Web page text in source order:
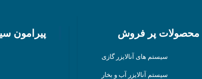
پیرامون محصولات پر فروش
سیستم های آنالایزر گازی
سیستم آنالایزر آب و بخار